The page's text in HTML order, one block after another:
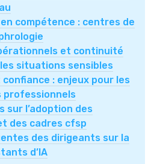
compétence : centres de
et continuité
situations sensibles
: enjeux pour les
professionnels
l’adoption des
des cadres cfsp
des dirigeants sur la
d’IA